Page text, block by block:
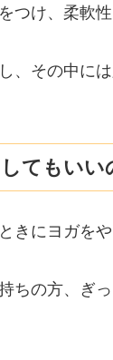
つけ、柔軟
、その中に
てもいい
きにヨガを
ちの方、ぎ